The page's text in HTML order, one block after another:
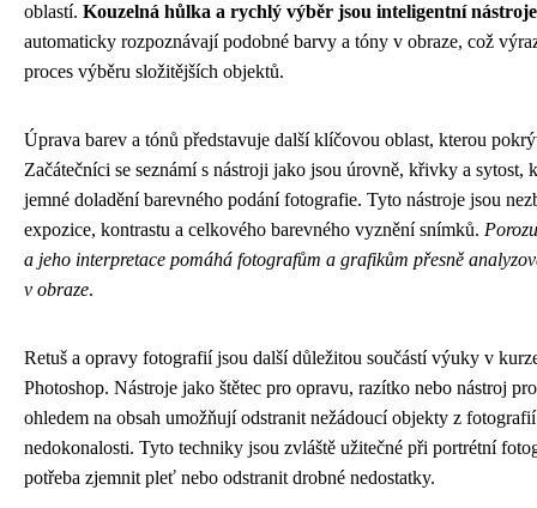
oblastí. Kouzelná hůlka a rychlý výběr jsou inteligentní nástroje
automaticky rozpoznávají podobné barvy a tóny v obraze, což
proces výběru složitějších objektů.
Úprava barev a tónů představuje další klíčovou oblast, kterou
Začátečníci se seznámí s nástroji jako jsou úrovně, křivky a sytost,
jemné doladění barevného podání fotografie. Tyto nástroje jsou
expozice, kontrastu a celkového barevného vyznění snímků.
a jeho interpretace pomáhá fotografům a grafikům přesně
v obraze.
Retuš a opravy fotografií jsou další důležitou součástí výuky v
Photoshop. Nástroje jako štětec pro opravu, razítko nebo nástroj
ohledem na obsah umožňují odstranit nežádoucí objekty z
nedokonalosti. Tyto techniky jsou zvláště užitečné při portrétní
potřeba zjemnit pleť nebo odstranit drobné nedostatky.